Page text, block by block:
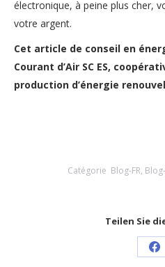
électronique, à peine plus cher,
votre argent.
Cet article de conseil en
Courant d’Air SC ES,
production d’énergie
Catégorie Blog-FR,
Teilen Sie